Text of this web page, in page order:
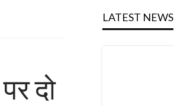
दो
LATEST NEWS